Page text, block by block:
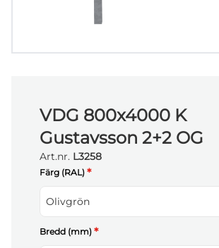
VDG 800x4000 K
Gustavsson 2+2 OG
Art.nr. L3258
Färg (RAL) *
Olivgrön
Bredd (mm) *